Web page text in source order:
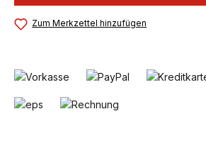
Zum Merkzettel hinzufügen